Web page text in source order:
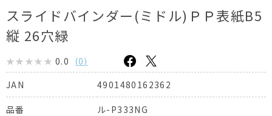
スライドバインダー(ミドル)ＰＰ表紙B5
縦 26穴緑
0.0 (0)
JAN
4901480162362
品番 ル-P333NG